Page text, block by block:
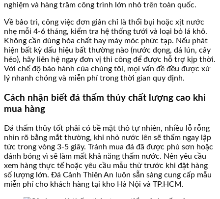
nghiệm và hàng trăm công trình lớn nhỏ trên toàn quốc.
Về bảo trì, công việc đơn giản chỉ là thổi bụi hoặc xịt nước
nhẹ mỗi 4-6 tháng, kiểm tra hệ thống tưới và loại bỏ lá khô.
Không cần dùng hóa chất hay máy móc phức tạp. Nếu phát
hiện bất kỳ dấu hiệu bất thường nào (nước đọng, đá lún, cây
héo), hãy liên hệ ngay đơn vị thi công để được hỗ trợ kịp thời.
Với chế độ bảo hành của chúng tôi, mọi vấn đề đều được xử
lý nhanh chóng và miễn phí trong thời gian quy định.
Cách nhận biết đá thấm thủy chất lượng cao khi
mua hàng
Đá thấm thủy tốt phải có bề mặt thô tự nhiên, nhiều lỗ rỗng
nhìn rõ bằng mắt thường, khi nhỏ nước lên sẽ thấm ngay lập
tức trong vòng 3-5 giây. Tránh mua đá đã được phủ sơn hoặc
đánh bóng vì sẽ làm mất khả năng thấm nước. Nên yêu cầu
xem hàng thực tế hoặc yêu cầu mẫu thử trước khi đặt hàng
số lượng lớn. Đá Cảnh Thiên An luôn sẵn sàng cung cấp mẫu
miễn phí cho khách hàng tại kho Hà Nội và TP.HCM.